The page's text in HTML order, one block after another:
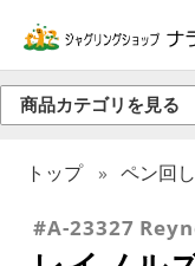
商品カテゴリを見る
トップ ペン回し
#A-23327